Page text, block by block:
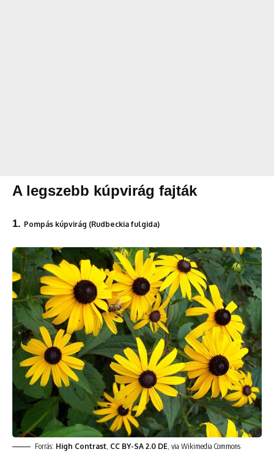
A legszebb kúpvirág fajták
1. Pompás kúpvirág (Rudbeckia fulgida)
Forrás: High Contrast CC BY-SA 2.0 DE , via Wikimedia Commons